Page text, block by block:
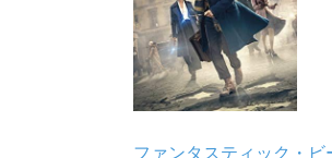
ファンタスティック・